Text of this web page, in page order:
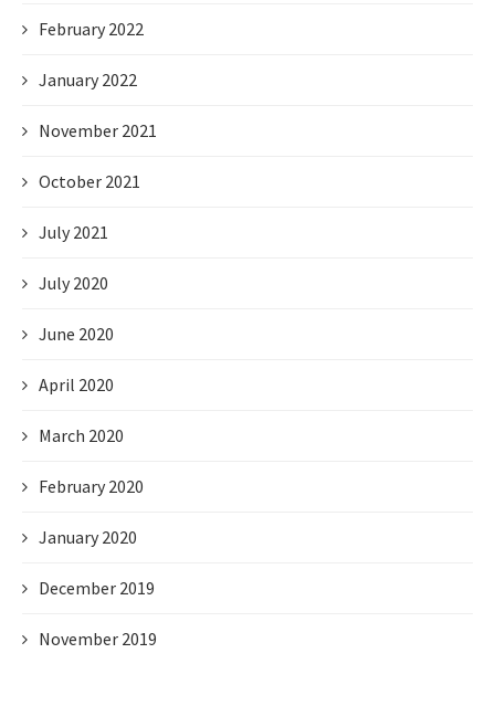
February 2022
January 2022
November 2021
October 2021
July 2021
July 2020
June 2020
April 2020
March 2020
February 2020
January 2020
December 2019
November 2019